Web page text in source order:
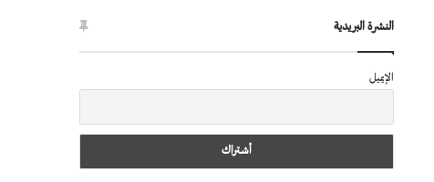
النشرة البريدية
الإيميل